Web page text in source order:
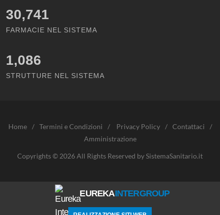
30,741
FARMACIE NEL SISTEMA
1,086
STRUTTURE NEL SISTEMA
Home / Termini e Condizioni / Privacy Policy / Contattaci
/
Amministrazione
Copyrights © 2026 All Rights Reserved by SistemaSanitario.it
EUREKAINTERGROUP